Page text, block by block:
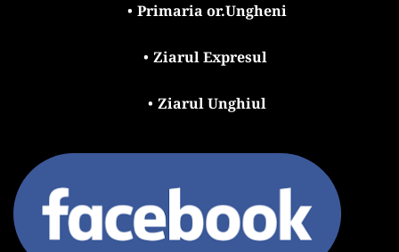
Primaria or.Ungheni
Ziarul Expresul
Ziarul Unghiul